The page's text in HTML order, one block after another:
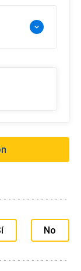
keyboard_arrow_down
cuotas
No